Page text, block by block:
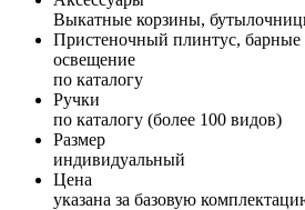
Выкатные корзины,
Пристеночный плинтус, барные
освещение
по каталогу
Ручки
по каталогу (более 100 видов)
Размер
индивидуальный
Цена
указана за базовую